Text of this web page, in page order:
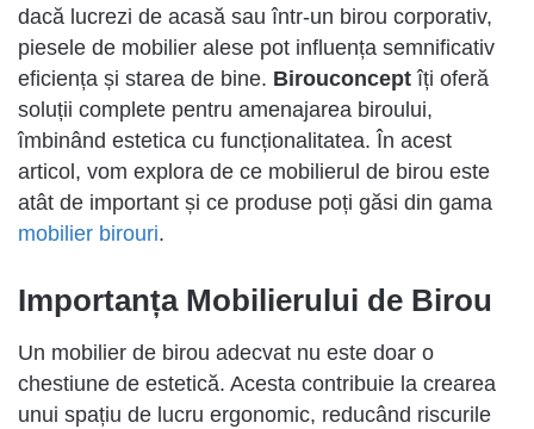
dacă lucrezi de acasă sau într-un birou corporativ,
piesele de mobilier alese pot influența semnificativ
eficiența și starea de bine. Birouconcept îți oferă
soluții complete pentru amenajarea biroului,
îmbinând estetica cu funcționalitatea. În acest
articol, vom explora de ce mobilierul de birou este
atât de important și ce produse poți găsi din gama
mobilier birouri.
Importanța Mobilierului de Birou
Un mobilier de birou adecvat nu este doar o
chestiune de estetică. Acesta contribuie la crearea
unui spațiu de lucru ergonomic, reducând riscurile